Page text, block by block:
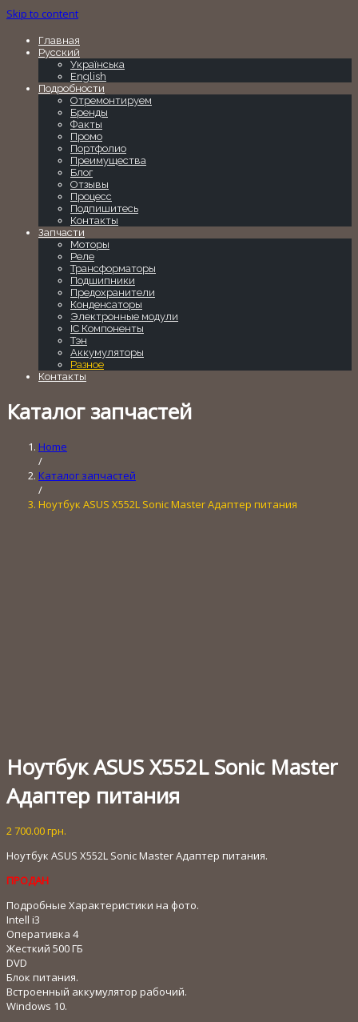
Skip to content
Главная
Русский
Українська
English
Подробности
Отремонтируем
Бренды
Факты
Промо
Портфолио
Преимущества
Блог
Отзывы
Процесс
Подпишитесь
Контакты
Запчасти
Моторы
Реле
Трансформаторы
Подшипники
Предохранители
Конденсаторы
Электронные модули
IC Компоненты
Тэн
Аккумуляторы
Разное
Контакты
Каталог запчастей
Home
/
Каталог запчастей
/
Ноутбук ASUS X552L Sonic Master Адаптер питания
Ноутбук ASUS X552L Sonic Master
Адаптер питания
2 700.00 грн.
Ноутбук ASUS X552L Sonic Master Адаптер питания.
ПРОДАН
Подробные Характеристики на фото.
Intell i3
Оперативка 4
Жесткий 500 ГБ
DVD
Блок питания.
Встроенный аккумулятор рабочий.
Windows 10.